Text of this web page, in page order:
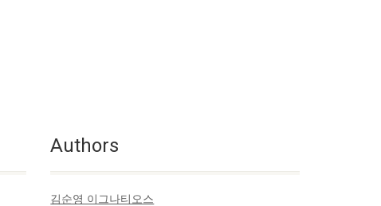
Authors
김순영 이그나티오스